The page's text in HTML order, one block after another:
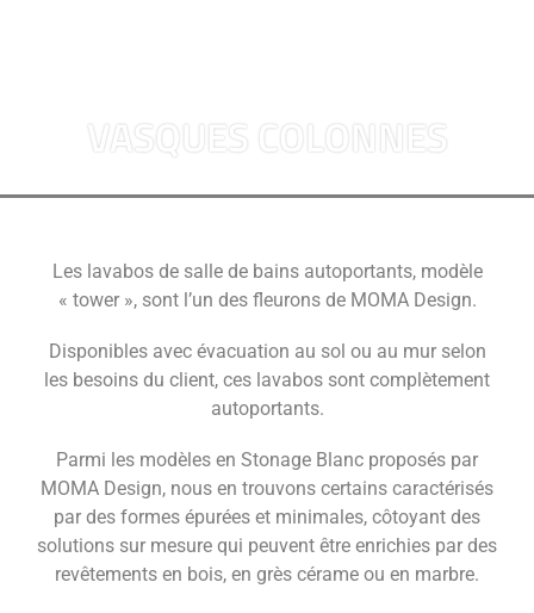
VASQUES COLONNES
Les lavabos de salle de bains autoportants, modèle
« tower », sont l’un des fleurons de MOMA Design.
Disponibles avec évacuation au sol ou au mur selon
les besoins du client, ces lavabos sont complètement
autoportants.
Parmi les modèles en Stonage Blanc proposés par
MOMA Design, nous en trouvons certains caractérisés
par des formes épurées et minimales, côtoyant des
solutions sur mesure qui peuvent être enrichies par des
revêtements en bois, en grès cérame ou en marbre.